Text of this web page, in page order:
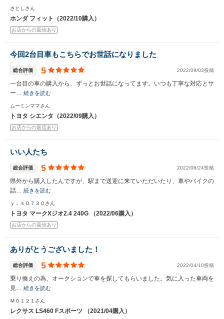
さとしさん
ホンダ フィット（2022/10購入）
お店からの返信あり
今回2台目車もこちらでお世話になりました
総合評価 5 2022/09/03投稿
一台目の車の購入から、ずっとお世話になってます。いつも丁寧な対応とサ
ー… 続きを読む
ムーミンママさん
トヨタ シエンタ（2022/09購入）
お店からの返信あり
いい人たち
総合評価 5 2022/06/24投稿
県外から購入したんですが、駅まで送迎に来ていただいたり、車やバイクの
話… 続きを読む
ｙ．ｓ０７３０さん
トヨタ マークXジオ2.4 240G （2022/06購入）
お店からの返信あり
ありがとうございました！
総合評価 5 2022/04/10投稿
乗り換えの為、オークションで車を探してもらいました。気に入った車両を
見… 続きを読む
Ｍ０１２１さん
レクサス LS460 Fスポーツ （2021/04購入）